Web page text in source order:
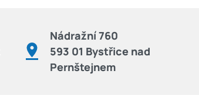
Nádražní 760
593 01 Bystřice nad
Pernštejnem